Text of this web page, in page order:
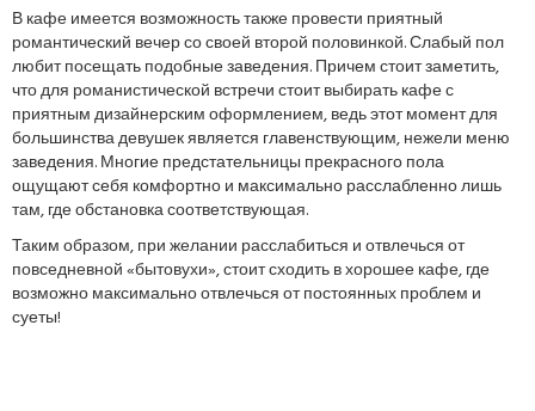
В кафе имеется возможность также провести приятный
романтический вечер со своей второй половинкой. Слабый пол
любит посещать подобные заведения. Причем стоит заметить,
что для романистической встречи стоит выбирать кафе с
приятным дизайнерским оформлением, ведь этот момент для
большинства девушек является главенствующим, нежели меню
заведения. Многие предстательницы прекрасного пола
ощущают себя комфортно и максимально расслабленно лишь
там, где обстановка соответствующая.
Таким образом, при желании расслабиться и отвлечься от
повседневной «бытовухи», стоит сходить в хорошее кафе, где
возможно максимально отвлечься от постоянных проблем и
суеты!